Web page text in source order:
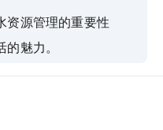
资源管理的重要性
魅力。
家进步做出贡献。